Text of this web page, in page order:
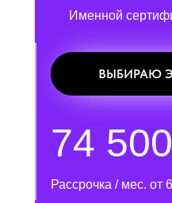
74
Рассрочка / мес. от
Именной
ВЫБИРАЮ